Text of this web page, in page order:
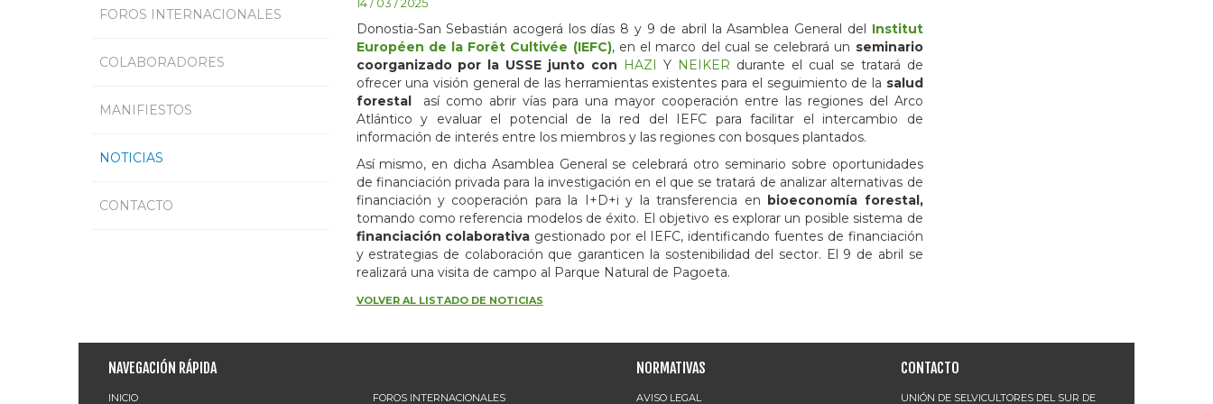
FOROS INTERNACIONALES
COLABORADORES
MANIFIESTOS
NOTICIAS
CONTACTO
Donostia-San Sebastián acogerá los días 8 y 9 de abril la Asamblea General del Institut
Européen de la Forêt Cultivée (IEFC), en el marco del cual se celebrará un seminario
coorganizado por la USSE junto con HAZI Y NEIKER durante el cual se tratará de
ofrecer una visión general de las herramientas existentes para el seguimiento de la salud
forestal
así como abrir vías para una mayor cooperación entre las regiones del Arco
Atlántico y evaluar el potencial de la red del IEFC para facilitar el intercambio de
información de interés entre los miembros y las regiones con bosques plantados.
Así mismo, en dicha Asamblea General se celebrará otro seminario sobre oportunidades
de financiación privada para la investigación en el que se tratará de analizar alternativas de
financiación y cooperación para la I+D+i y la transferencia en bioeconomía forestal,
tomando como referencia modelos de éxito. El objetivo es explorar un posible sistema de
financiación colaborativa gestionado por el IEFC, identificando fuentes de financiación
y estrategias de colaboración que garanticen la sostenibilidad del sector. El 9 de abril se
realizará una visita de campo al Parque Natural de Pagoeta.
VOLVER AL LISTADO DE NOTICIAS
NAVEGACIÓN RÁPIDA
INICIO FOROS INTERNACIONALES
NORMATIVAS
AVISO LEGAL
CONTACTO
UNIÓN DE SELVICULTORES DEL SUR DE